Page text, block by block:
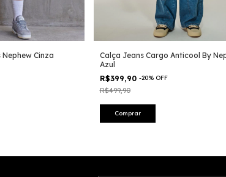
Cinza
Calça Jeans Cargo Anticool By
Azul
R$399,90 -20% OFF
R$499,90
Comprar